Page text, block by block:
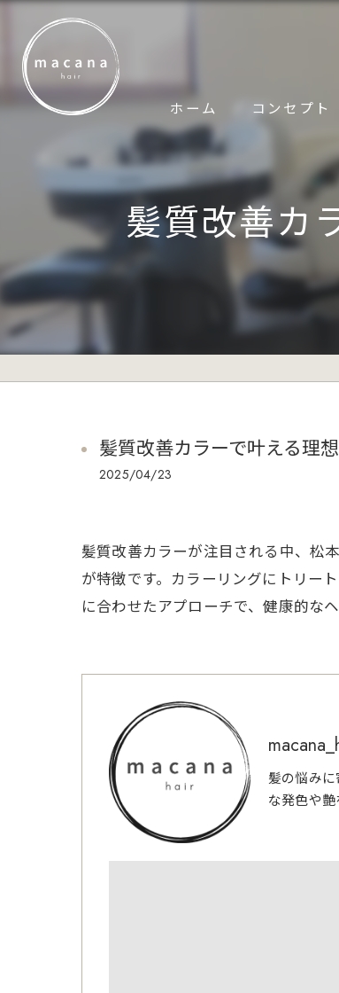
ホーム コンセプト
髪質改善カ
髪質改善カラーで叶える理
2025/04/23
髪質改善カラーが注目される中、松
が特徴です。カラーリングにトリー
に合わせたアプローチで、健康的な
髪の悩み
な発色や